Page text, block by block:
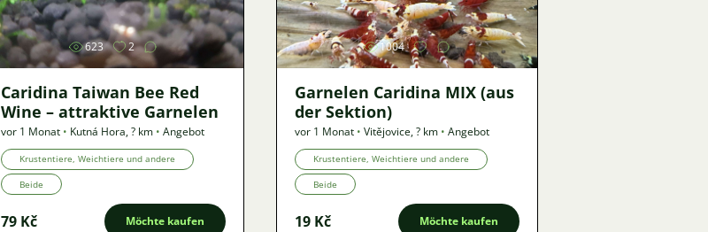
623 2
Caridina Taiwan Bee Red
Wine – attraktive Garnelen
vor 1 Monat • Kutná Hora,? km • Angebot
Krustentiere, Weichtiere und andere
Beide
79 Kč Möchte kaufen
1004
Garnelen Caridina MIX (aus
der Sektion)
vor 1 Monat • Vitějovice,? km • Angebot
Krustentiere, Weichtiere und andere
Beide
19 Kč Möchte kaufen